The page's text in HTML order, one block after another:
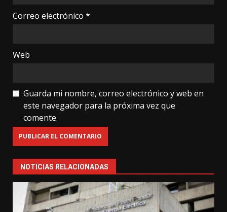
Correo electrónico *
Web
Guarda mi nombre, correo electrónico y web en
este navegador para la próxima vez que
comente.
NOTICIAS RELACIONADAS